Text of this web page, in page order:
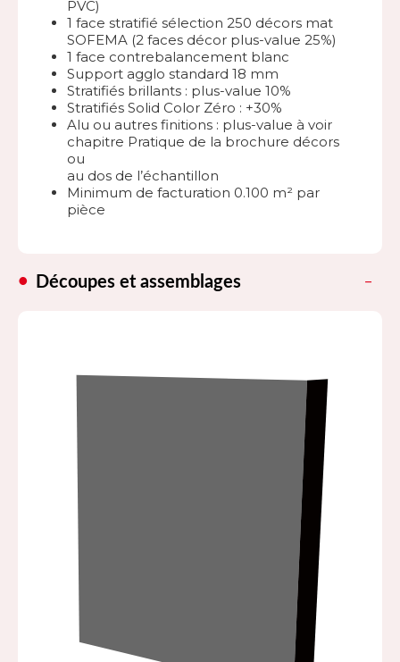
PVC)
1 face stratifié sélection 250 décors mat
SOFEMA (2 faces décor plus-value 25%)
1 face contrebalancement blanc
Support agglo standard 18 mm
Stratifiés brillants : plus-value 10%
Stratifiés Solid Color Zéro : +30%
Alu ou autres finitions : plus-value à voir
chapitre Pratique de la brochure décors
ou
au dos de l’échantillon
Minimum de facturation 0.100 m² par
pièce
Découpes et assemblages